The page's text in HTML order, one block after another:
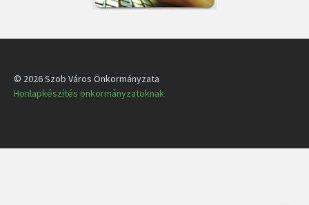
© 2026 Szob Város Önkormányzata
Honlapkészítés önkormányzatoknak